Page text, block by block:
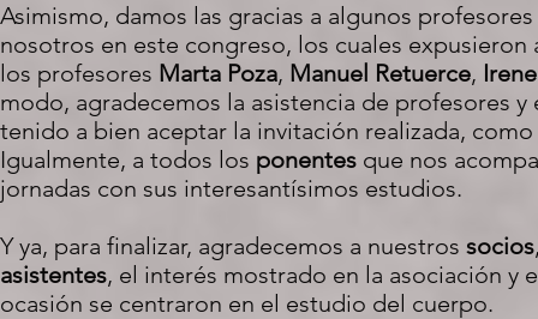
Asimismo, damos las gracias a algunos
nosotros en este congreso, los cuales
los profesores Marta Poza, Manuel Retuerce,
modo, agradecemos la asistencia de profesores
tenido a bien aceptar la invitación realizada, como
Igualmente, a todos los ponentes que nos
jornadas con sus interesantísimos estudios.
Y ya, para finalizar, agradecemos a nuestros socios
asistentes, el interés mostrado en la asociación y
ocasión se centraron en el estudio del cuerpo.